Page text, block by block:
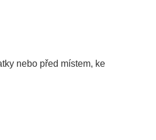
nebo před místem, ke